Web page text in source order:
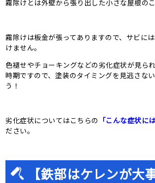
霧除けとは外壁から張り出した小さな屋根のこ
霧除けは板金が張ってありますので、サビに
けません。
色褪せやチョーキングなどの劣化症状が見ら
時期ですので、塗装のタイミングを見逃さな
う！
劣化症状についてはこちらの 「こんな症状に
ださい。
【鉄部はケレンが大